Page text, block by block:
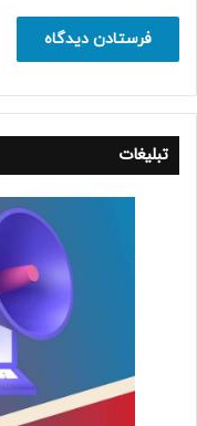
تبلیغات